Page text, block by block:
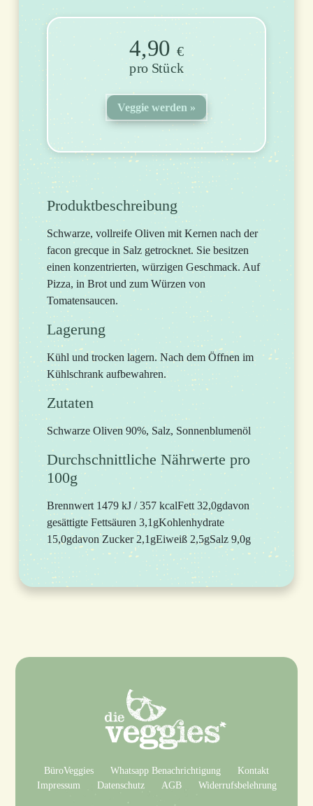
4,90 €
Stück
Veggie werden
Produktbeschreibung
Schwarze, vollreife Oliven mit Kernen nach der
facon grecque in Salz getrocknet. Sie besitzen
einen konzentrierten, würzigen Geschmack. Auf
Pizza, in Brot und zum Würzen von
Tomatensaucen.
Lagerung
Kühl und trocken lagern. Nach dem Öffnen im
Kühlschrank aufbewahren.
Zutaten
Schwarze Oliven 90%, Salz, Sonnenblumenöl
Durchschnittliche Nährwerte pro
100g
Brennwert 1479 kJ / 357 kcalFett 32,0gdavon
gesättigte Fettsäuren 3,1gKohlenhydrate
15,0gdavon Zucker 2,1gEiweiß 2,5gSalz 9,0g
BüroVeggies Whatsapp Benachrichtigung
Kontakt
Impressum
Datenschutz AGB Widerrufsbelehrung